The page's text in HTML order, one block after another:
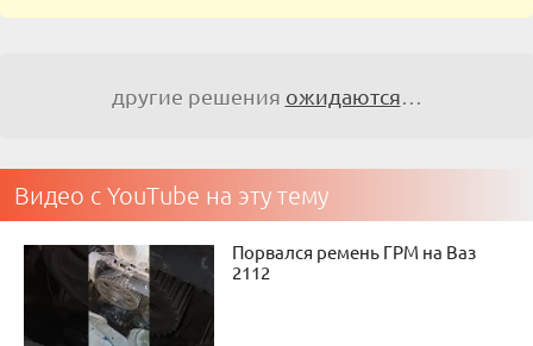
другие решения ожидаются
Видео с YouTube на эту тему
Порвался ремень ГРМ на Ваз
2112